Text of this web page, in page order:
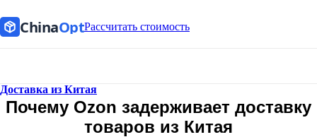
ChinaOptРассчитать стоимость
Доставка из Китая
Почему Ozon задерживает доставку
товаров из Китая